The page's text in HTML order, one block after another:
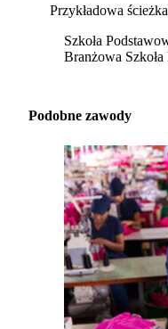
Przykładowa
Szkoła
Branżowa
Podobne zawody